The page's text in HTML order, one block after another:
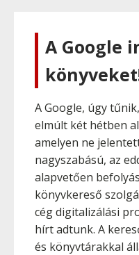
A Google
A Google, úgy
elmúlt két hétben
amelyen ne
nagyszabású, az
alapvetően
könyvkereső
cég digitalizálási
hírt adtunk. A
és könyvtárakkal